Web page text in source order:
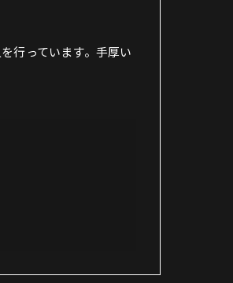
行っています。手厚い